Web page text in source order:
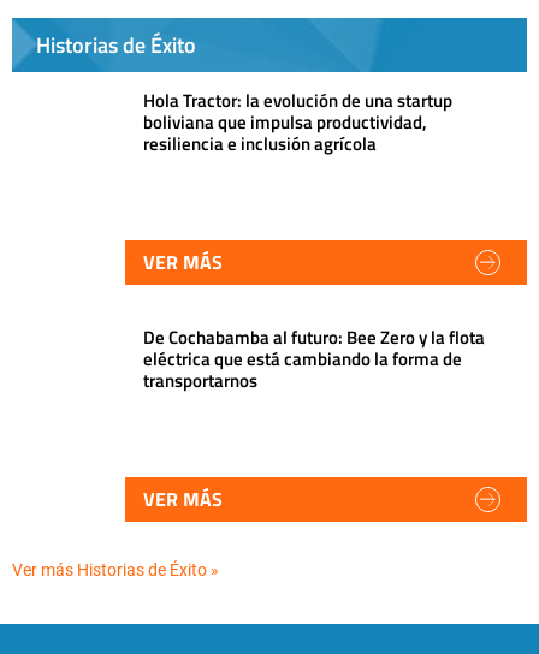
Historias de Éxito
Hola Tractor: la evolución de una startup
boliviana que impulsa productividad,
resiliencia e inclusión agrícola
VER MÁS
De Cochabamba al futuro: Bee Zero y la flota
eléctrica que está cambiando la forma de
transportarnos
VER MÁS
Ver más Historias de Éxito »